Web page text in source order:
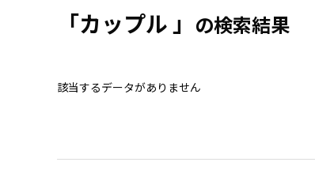
「カップル 」 の検索結果
該当するデータがありません